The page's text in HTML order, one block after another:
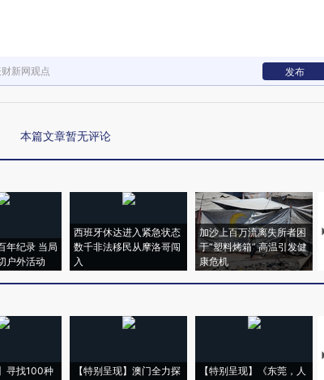
新网观点 发布
本篇文章暂无评论
年纪录 当局
户外活动
西班牙休达进入紧急状态
数千非法移民从摩洛哥闯
入
加沙上百万流离失所者困
于“塑料烤箱” 高温引发健
康危机
寻找100种
【特别呈现】澳门全力探
【特别呈现】《东莞，人